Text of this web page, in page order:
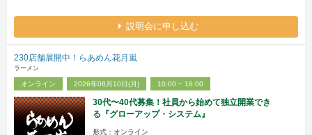
説明会に申し込む
230店舗展開中！らあめん花月嵐
ラーメン
オンライン 2026年08月10日(月) 10:00 ~ 16:00
30代〜40代募集！社員から始めて独立開業でき
る『グローアップ・システム』
形式：オンライン